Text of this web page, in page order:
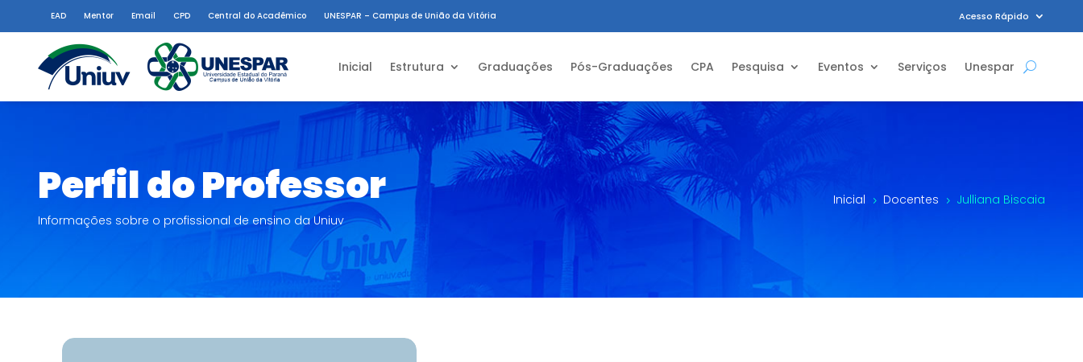
EAD Mentor Email CPD Central do Acadêmico UNESPAR – Campus de União da Vitória Acesso Rápido
Inicial Estrutura Graduações Pós-Graduações CPA Pesquisa Eventos Serviços Unespar
Perfil do Professor
Informações sobre o profissional de ensino da Uniuv
Inicial 5 Docentes 5 Julliana Biscaia